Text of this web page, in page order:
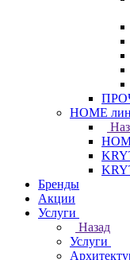
HOME
Бренды
Акции
Услуги
Назад
Услуги